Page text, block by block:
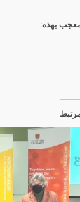
بهذه: